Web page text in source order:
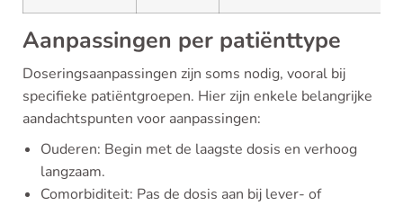
Aanpassingen per patiënttype
Doseringsaanpassingen zijn soms nodig, vooral bij
specifieke patiëntgroepen. Hier zijn enkele belangrijke
aandachtspunten voor aanpassingen:
Ouderen: Begin met de laagste dosis en verhoog
langzaam.
Comorbiditeit: Pas de dosis aan bij lever- of